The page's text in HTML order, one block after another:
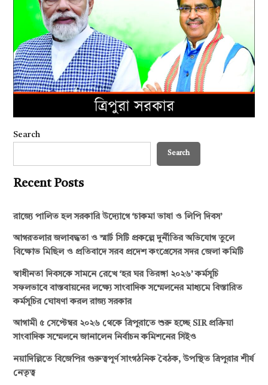
Search
Search
Recent Posts
রাজ্যে পালিত হল সরকারি উদ্যোগে ‘চাকমা ভাষা ও লিপি দিবস’
আগরতলার জলাবদ্ধতা ও স্মার্ট সিটি প্রকল্পে দুর্নীতির অভিযোগ তুলে
বিক্ষোভ মিছিল ও প্রতিবাদে সরব প্রদেশ কংগ্রেসের সদর জেলা কমিটি
স্বাধীনতা দিবসকে সামনে রেখে ‘হর ঘর তিরঙ্গা ২০২৬’ কর্মসূচি
সফলভাবে বাস্তবায়নের লক্ষ্যে সাংবাদিক সম্মেলনের মাধ্যমে বিস্তারিত
কর্মসূচির ঘোষণা করল রাজ্য সরকার
আগামী ৫ সেপ্টেম্বর ২০২৬ থেকে ত্রিপুরাতে শুরু হচ্ছে SIR প্রক্রিয়া
সাংবাদিক সম্মেলনে জানালেন নির্বাচন কমিশনের সিইও
নয়াদিল্লিতে বিজেপির গুরুত্বপূর্ণ সাংগঠনিক বৈঠক, উপস্থিত ত্রিপুরার শীর্ষ
নেতৃত্ব